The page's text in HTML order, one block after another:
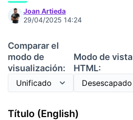
Joan Artieda
29/04/2025 14:24
Comparar el
modo de
visualización:
Modo de vista
HTML:
Título (English)